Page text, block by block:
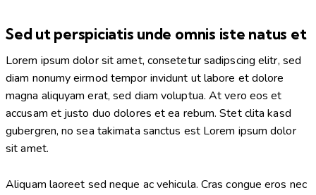
Sed ut perspiciatis unde omnis iste natus et
Lorem ipsum dolor sit amet, consetetur sadipscing elitr, sed
diam nonumy eirmod tempor invidunt ut labore et dolore
magna aliquyam erat, sed diam voluptua. At vero eos et
accusam et justo duo dolores et ea rebum. Stet clita kasd
gubergren, no sea takimata sanctus est Lorem ipsum dolor
sit amet.
Aliquam laoreet sed neque ac vehicula. Cras congue eros nec